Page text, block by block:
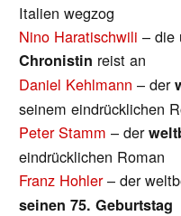
Italien wegzog
Nino Haratischwili– die
Chronistin reist an
Daniel Kehlmann – der
seinem eindrücklichen
Peter Stamm – der
eindrücklichen Roman
Franz Hohler– der
seinen 75. Geburtstag